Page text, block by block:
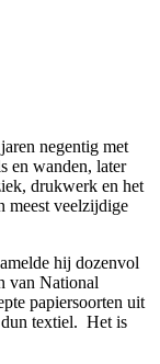
negentig met
en wanden, later
drukwerk en het
meest veelzijdige
hij dozenvol
van National
papiersoorten uit
textiel. Het is